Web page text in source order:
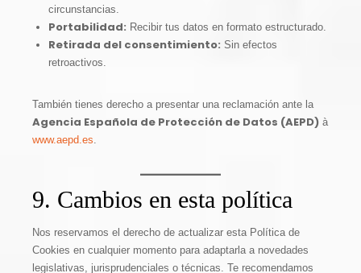
circunstancias.
Portabilidad: Recibir tus datos en formato estructurado.
Retirada del consentimiento: Sin efectos
retroactivos.
También tienes derecho a presentar una reclamación ante la
Agencia Española de Protección de Datos (AEPD) à
www.aepd.es.
9. Cambios en esta política
Nos reservamos el derecho de actualizar esta Política de
Cookies en cualquier momento para adaptarla a novedades
legislativas, jurisprudenciales o técnicas. Te recomendamos